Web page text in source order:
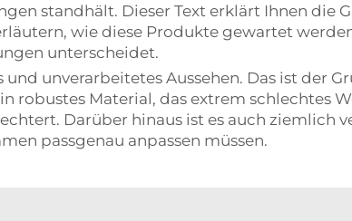
standhält. Dieser Text erklärt Ihnen die
wie diese Produkte gewartet
unterscheidet.
unverarbeitetes Aussehen. Das ist der
Material, das extrem schlechtes
Darüber hinaus ist es auch ziemlich
passgenau anpassen müssen.